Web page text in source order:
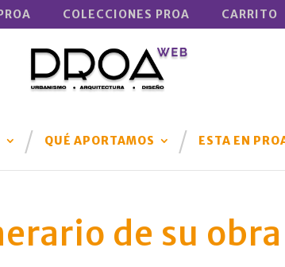
COLECCIONES PROA CARRITO
QUÉ APORTAMOS ESTA EN
de su obra